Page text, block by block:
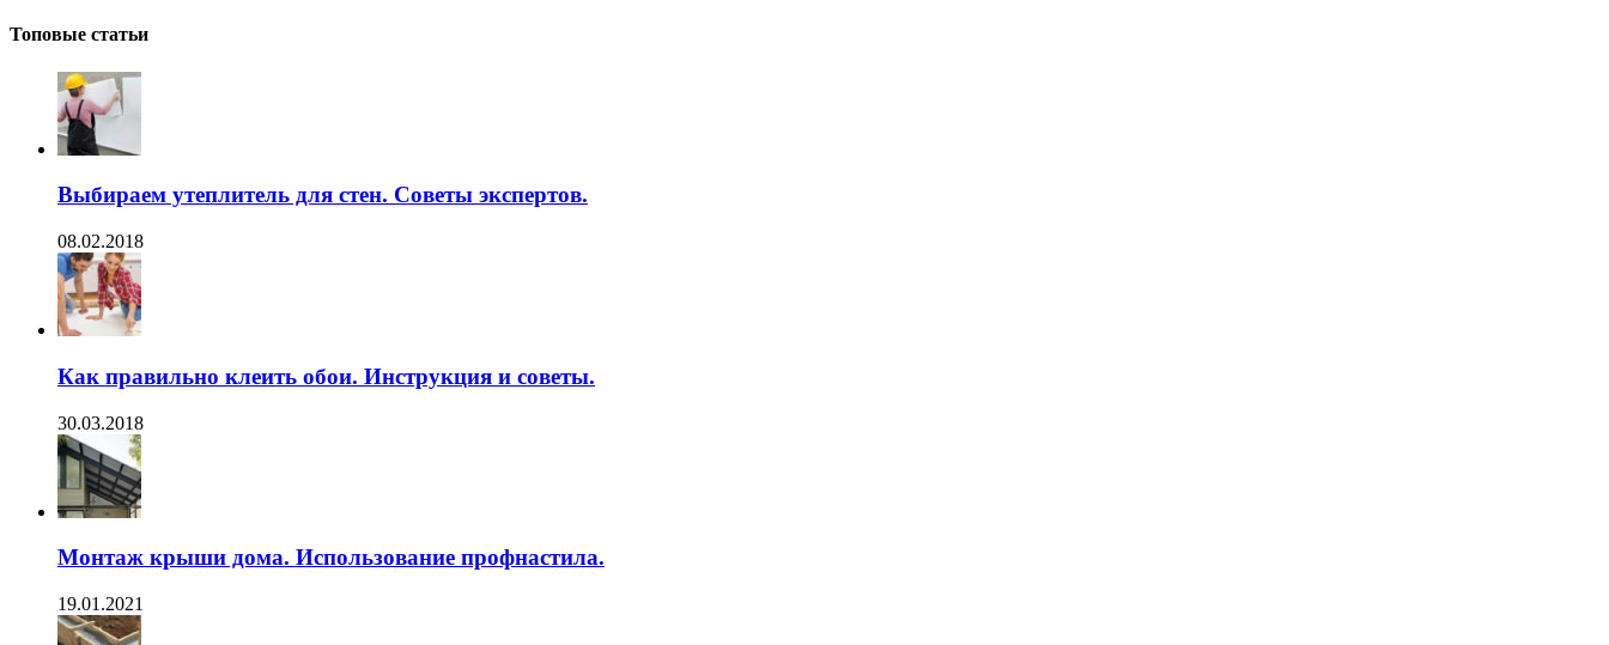
Топовые статьи
Выбираем утеплитель для стен. Советы экспертов.
08.02.2018
Как правильно клеить обои. Инструкция и советы.
30.03.2018
Монтаж крыши дома. Использование профнастила.
19.01.2021